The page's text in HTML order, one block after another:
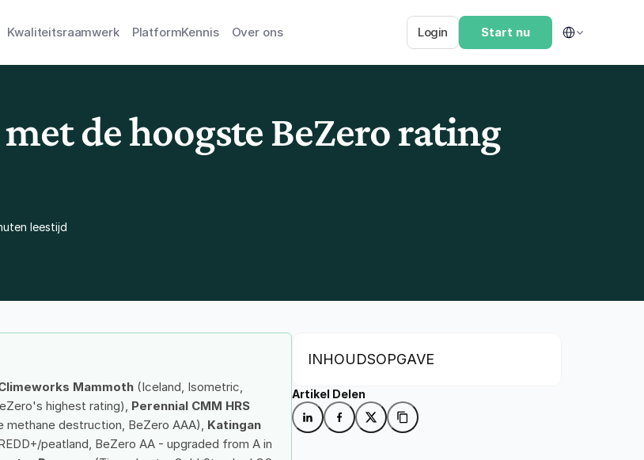
Kwaliteitsraamwerk PlatformKennis Over ons Login Start nu
Select Language
de hoogste BeZero rating
leestijd
Mammoth (Iceland, Isometric,
highest rating), Perennial CMM HRS
methane destruction, BeZero AAA), Katingan
peatland, BeZero AA - upgraded from A in
INHOUDSOPGAVE
Artikel Delen